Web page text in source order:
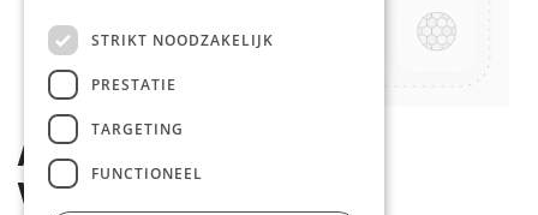
Afwas regenereerzout
Vaatwasser Sun 2 kg
STRIKT NOODZAKELIJK
PRESTATIE
TARGETING
FUNCTIONEEL